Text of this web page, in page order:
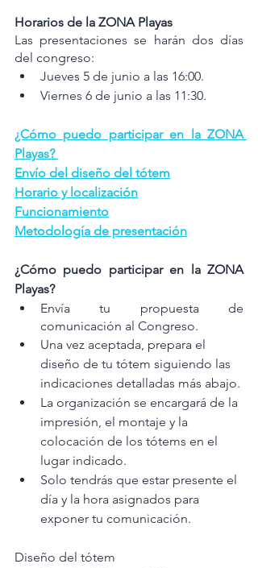
Horarios de la ZONA Playas
Las presentaciones se harán dos días
del congreso:
Jueves 5 de junio a las 16:00.
Viernes 6 de junio a las 11:30.
¿Cómo puedo participar en la ZONA
Playas?
Envío del diseño del tótem
Horario y localización
Funcionamiento
Metodología de presentación
¿Cómo puedo participar en la ZONA
Playas?
Envía tu propuesta de
comunicación al Congreso.
Una vez aceptada, prepara el
diseño de tu tótem siguiendo las
indicaciones detalladas más abajo.
La organización se encargará de la
impresión, el montaje y la
colocación de los tótems en el
lugar indicado.
Solo tendrás que estar presente el
día y la hora asignados para
exponer tu comunicación.
Diseño del tótem